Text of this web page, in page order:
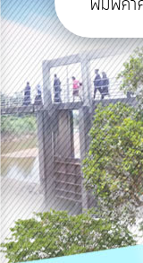
บุคลากร
แผน
ยุทธศาสตร์
ข่าวสาร
การ
เปิด
เผย
ข้อมูล
สาธารณะ
OIT